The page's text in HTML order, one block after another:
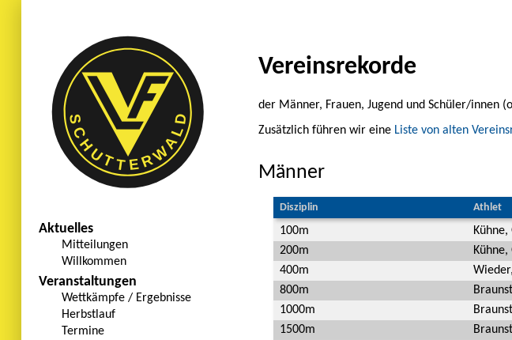
Vereinsrekorde
der Männer, Frauen, Jugend und Schüler/innen
Zusätzlich führen wir eine Liste von alten
Männer
Disziplin Athlet
100m
200m
400m
800m
1000m
1500m
Aktuelles
Mitteilungen
Willkommen
Veranstaltungen
Wettkämpfe / Ergebnisse
Herbstlauf
Termine